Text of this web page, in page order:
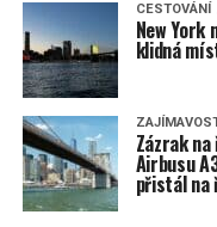
CESTOVÁNÍ
New York
klidná
Zázrak
Airbusu
přistál na